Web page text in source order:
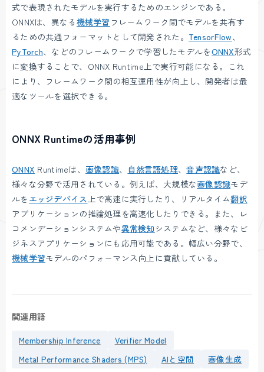
式で表現されたモデルを実行するためのエンジンである。
ONNXは、異なる 機械学習 フレームワーク間でモデルを共有す
るための共通フォーマットとして開発された。 TensorFlow、
PyTorch、などのフレームワークで学習したモデルをONNX形式
に変換することで、ONNX Runtime上で実行可能になる。これ
により、フレームワーク間の相互運用性が向上し、開発者は最
適なツールを選択できる。
ONNX Runtimeの活用事例
ONNX Runtimeは、 画像認識、 自然言語処理、音声認識など、
様々な分野で活用されている。例えば、大規模な画像認識モデ
ルをエッジデバイス 上で高速に実行したり、リアルタイム翻訳
アプリケーションの推論処理を高速化したりできる。また、レ
コメンデーションシステムや異常検知 システムなど、様々なビ
ジネスアプリケーションにも応用可能である。幅広い分野で、
機械学習モデルのパフォーマンス向上に貢献している。
関連用語
Membership Inference
Verifier Model
Metal Performance Shaders (MPS)
AIと空間 画像生成